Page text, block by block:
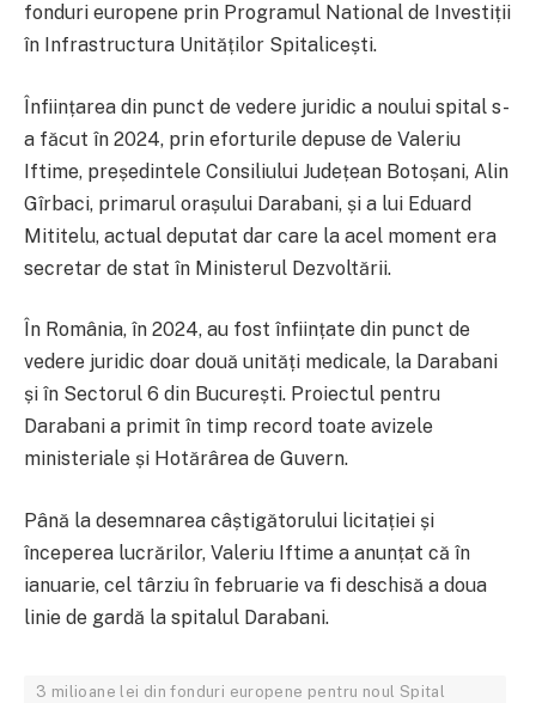
fonduri europene prin Programul National de Investiții
în Infrastructura Unităților Spitalicești.
Înființarea din punct de vedere juridic a noului spital s-
a făcut în 2024, prin eforturile depuse de Valeriu
Iftime, președintele Consiliului Județean Botoșani, Alin
Gîrbaci, primarul orașului Darabani, și a lui Eduard
Mititelu, actual deputat dar care la acel moment era
secretar de stat în Ministerul Dezvoltării.
În România, în 2024, au fost înființate din punct de
vedere juridic doar două unități medicale, la Darabani
și în Sectorul 6 din București. Proiectul pentru
Darabani a primit în timp record toate avizele
ministeriale și Hotărârea de Guvern.
Până la desemnarea câștigătorului licitației și
începerea lucrărilor, Valeriu Iftime a anunțat că în
ianuarie, cel târziu în februarie va fi deschisă a doua
linie de gardă la spitalul Darabani.
3 milioane lei din fonduri europene pentru noul Spital